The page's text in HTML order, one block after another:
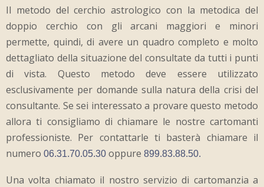
Il metodo del cerchio astrologico con la metodica del
doppio cerchio con gli arcani maggiori e minori
permette, quindi, di avere un quadro completo e molto
dettagliato della situazione del consultate da tutti i punti
di vista. Questo metodo deve essere utilizzato
esclusivamente per domande sulla natura della crisi del
consultante. Se sei interessato a provare questo metodo
allora ti consigliamo di chiamare le nostre cartomanti
professioniste. Per contattarle ti basterà chiamare il
numero 06.31.70.05.30 oppure 899.83.88.50.
Una volta chiamato il nostro servizio di cartomanzia a